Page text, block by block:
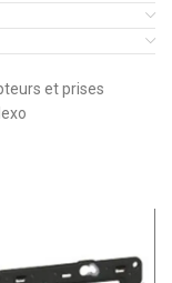
et prises